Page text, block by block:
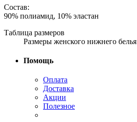
Состав:
90% полиамид, 10% эластан
Таблица размеров
Размеры женского нижнего белья
Помощь
Оплата
Доставка
Акции
Полезное